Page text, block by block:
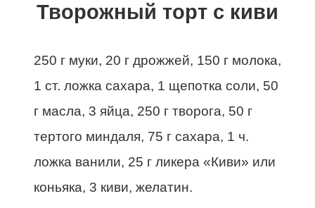
Творожный торт с киви
250 г муки, 20 г дрожжей, 150 г молока,
1 ст. ложка сахара, 1 щепотка соли, 50
г масла, 3 яйца, 250 г творога, 50 г
тертого миндаля, 75 г сахара, 1 ч.
ложка ванили, 25 г ликера «Киви» или
коньяка, 3 киви, желатин.